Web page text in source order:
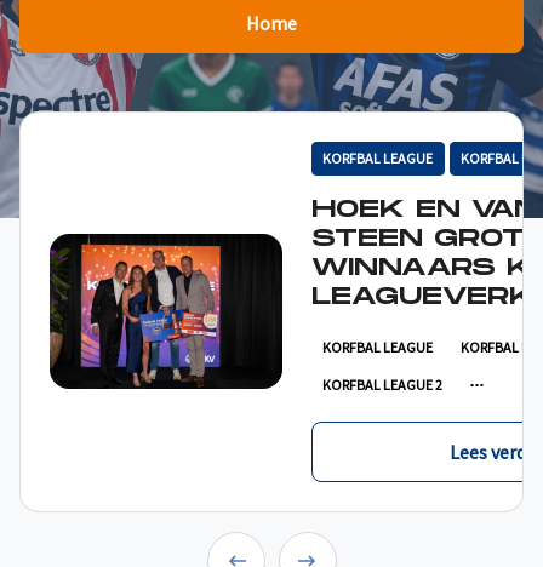
Home
KORFBAL LEAGUE KORFBAL
HOEK EN VAN
STEEN
WINNAARS
KORFBAL LEAGUE KORFBAL
KORFBAL LEAGUE 2
Lees verder